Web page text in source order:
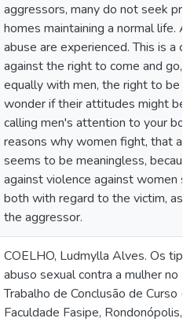
aggressors, many do not seek
homes maintaining a normal life.
abuse are experienced. This is a
against the right to come and go,
equally with men, the right to be
wonder if their attitudes might be
calling men's attention to your
reasons why women fight, that
seems to be meaningless,
against violence against women
both with regard to the victim, as
the aggressor.
COELHO, Ludmylla Alves. Os
abuso sexual contra a mulher no
Trabalho de Conclusão de Curso
Faculdade Fasipe, Rondonópolis,